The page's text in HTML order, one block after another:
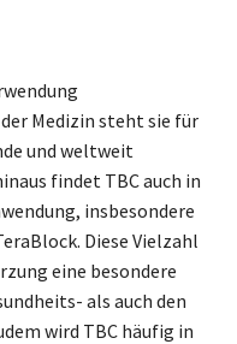
Medizin steht sie für
und weltweit
findet TBC auch in
insbesondere
Diese Vielzahl
eine besondere
als auch den
wird TBC häufig in